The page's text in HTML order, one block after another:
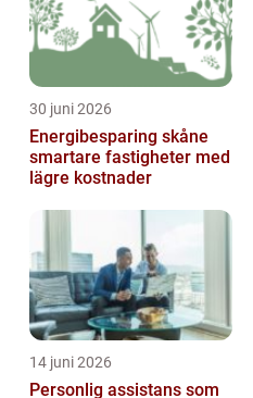
30 juni 2026
Energibesparing skåne
smartare fastigheter med
lägre kostnader
14 juni 2026
Personlig assistans som